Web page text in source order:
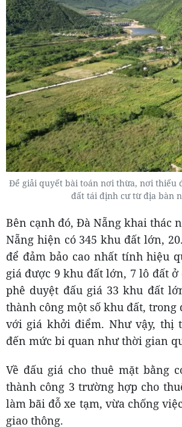
Để giải quyết bài toán nơi thừa, nơi thiếu
đất tái định cư từ địa bàn
Bên cạnh đó, Đà Nẵng khai thác
Nẵng hiện có 345 khu đất lớn,
để đảm bảo cao nhất tính hiệu
giá được 9 khu đất lớn, 7 lô đất ở
phê duyệt đấu giá 33 khu đất
thành công một số khu đất, trong
với giá khởi điểm. Như vậy, thị
đến mức bi quan như thời gian
Về đấu giá cho thuê mặt bằng
thành công 3 trường hợp cho
làm bãi đỗ xe tạm, vừa chống
giao thông.